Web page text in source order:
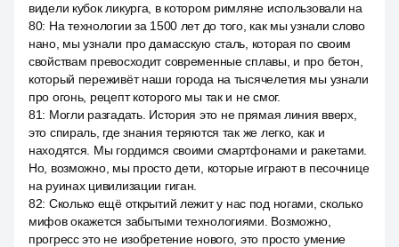
видели кубок ликурга, в котором римляне использовали на
80: На технологии за 1500 лет до того, как мы узнали слово
нано, мы узнали про дамасскую сталь, которая по своим
свойствам превосходит современные сплавы, и про бетон,
который переживёт наши города на тысячелетия мы узнали
про огонь, рецепт которого мы так и не смог.
81: Могли разгадать. История это не прямая линия вверх,
это спираль, где знания теряются так же легко, как и
находятся. Мы гордимся своими смартфонами и ракетами.
Но, возможно, мы просто дети, которые играют в песочнице
на руинах цивилизации гиган.
82: Сколько ещё открытий лежит у нас под ногами, сколько
мифов окажется забытыми технологиями. Возможно,
прогресс это не изобретение нового, это просто умение